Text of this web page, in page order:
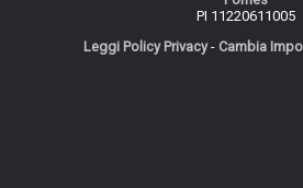
PI 11220611005
Leggi Policy Privacy- Cambia